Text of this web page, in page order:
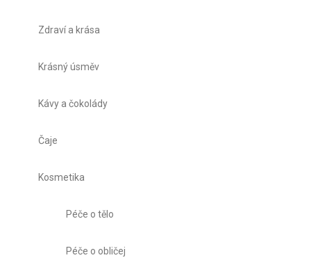
Zdraví a krása
Krásný úsměv
Kávy a čokolády
Čaje
Kosmetika
Péče o tělo
Péče o obličej